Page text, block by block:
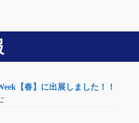
【春】に出展しました！！